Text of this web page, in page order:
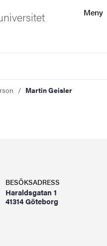
Meny
Martin Geisler
BESÖKSADRESS
Haraldsgatan 1
41314 Göteborg